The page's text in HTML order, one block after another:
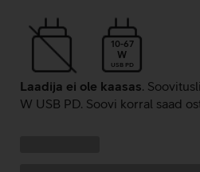
10-67
W
USB PD
Laadija ei ole kaasas.
W USB PD. Soovi korral saad